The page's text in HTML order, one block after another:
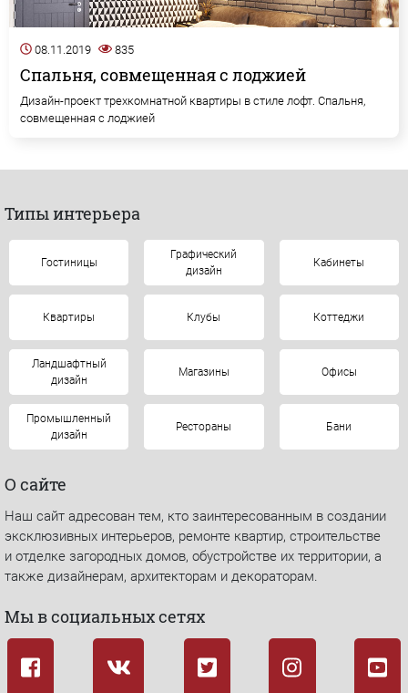
08.11.2019 835
Спальня, совмещенная с лоджией
Дизайн-проект трехкомнатной квартиры в стиле лофт. Спальня,
совмещенная с лоджией
Типы интерьера
Гостиницы
Графический
дизайн
Кабинеты
Квартиры Клубы Коттеджи
Ландшафтный
дизайн
Магазины Офисы
Промышленный
дизайн
Рестораны Бани
О сайте
Наш сайт адресован тем, кто заинтересованным в создании
эксклюзивных интерьеров, ремонте квартир, строительстве
и отделке загородных домов, обустройстве их территории, а
также дизайнерам, архитекторам и декораторам.
Мы в социальных сетях